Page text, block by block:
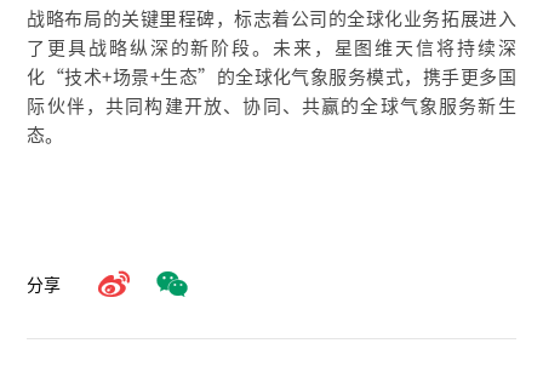
战略布局的关键里程碑，标志着公司的全球化业务拓展进入
了更具战略纵深的新阶段。未来 ，星图维天信将持续深
化“技术+场景+生态”的全球化气象服务模式，携手更多国
际伙伴，共同构建开放、协同、共赢的全球气象服务新生
态。
分享